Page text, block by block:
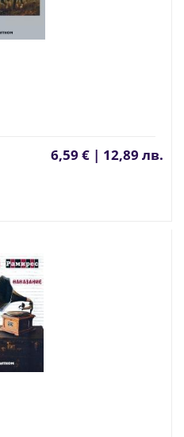
6,59 € | 12,89 лв.